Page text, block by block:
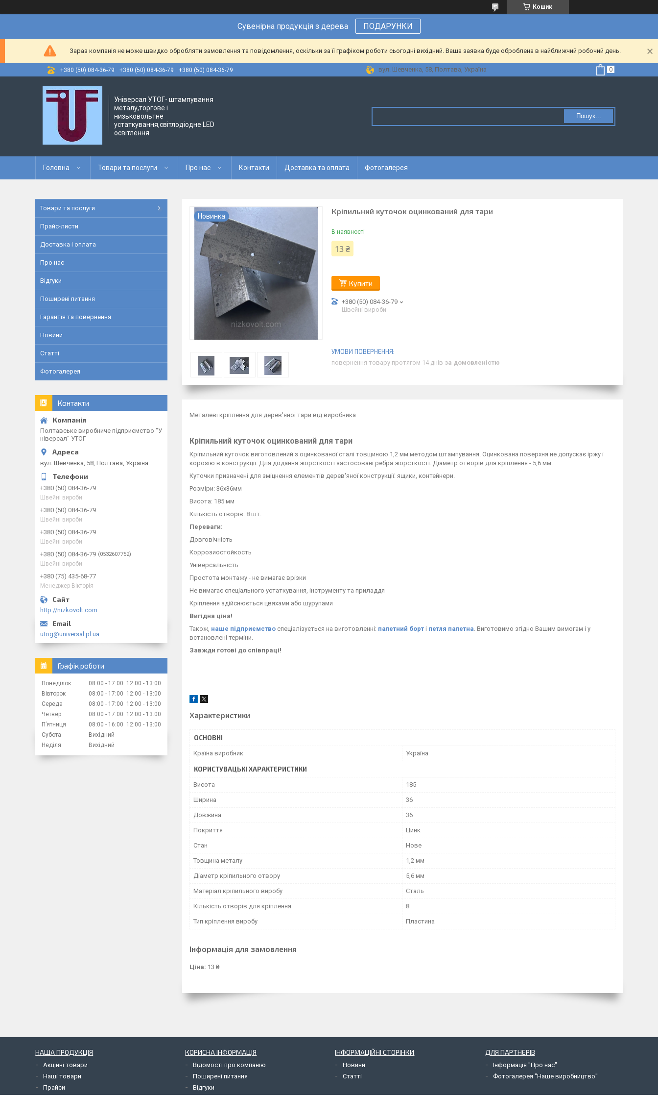
Кошик
Сувенірна продукція з дерева ПОДАРУНКИ
Зараз компанія не може швидко обробляти замовлення та повідомлення, оскільки за її графіком роботи сьогодні вихідний. Ваша заявка буде оброблена в найближчий робочий день.
+380 (50) 084-36-79 +380 (50) 084-36-79 +380 (50) 084-36-79 вул. Шевченка, 58, Полтава, Україна
Універсал УТОГ- штампування
металу,торгове і
низьковольтне
устаткування,світлодіодне LED
освітлення
Пошук...
Головна Товари та послуги Про нас Контакти Доставка та оплата Фотогалерея
Новинка
Кріпильний куточок оцинкований для тари
В наявності
13 ₴
Купити
+380 (50) 084-36-79
Швейні вироби
повернення товару протягом 14 днів за домовленістю
Металеві кріплення для дерев'яної тари від виробника
Кріпильний куточок оцинкований для тари
Кріпильний куточок виготовлений з оцинкованої сталі товщиною 1,2 мм методом штампування. Оцинкована поверхня не допускає іржу і
корозію в конструкції. Для додання жорсткості застосовані ребра жорсткості. Діаметр отворів для кріплення - 5,6 мм.
Куточки призначені для зміцнення елементів дерев'яної конструкції: ящики, контейнери.
Розміри: 36х36мм
Висота: 185 мм
Кількість отворів: 8 шт.
Переваги:
Довговічність
Коррозиостойкость
Універсальність
Простота монтажу - не вимагає врізки
Не вимагає спеціального устаткування, інструменту та приладдя
Кріплення здійснюється цвяхами або шурупами
Вигідна ціна!
Також, наше підприємство спеціалізується на виготовленні: палетний борт і петля палетна. Виготовимо згідно Вашим вимогам і у
встановлені терміни.
Завжди готові до співпраці!
Характеристики
ОСНОВНІ
Країна виробник Україна
КОРИСТУВАЦЬКІ ХАРАКТЕРИСТИКИ
Висота 185
Ширина 36
Довжина 36
Покриття Цинк
Стан Нове
Товщина металу 1,2 мм
Діаметр кріпильного отвору 5,6 мм
Матеріал кріпильного виробу Сталь
Кількість отворів для кріплення 8
Тип кріплення виробу Пластина
Інформація для замовлення
Ціна: 13 ₴
Товари та послуги
Прайс-листи
Доставка і оплата
Про нас
Відгуки
Поширені питання
Гарантія та повернення
Новини
Статті
Фотогалерея
Контакти
Полтавське виробниче підприємство "У
ніверсал" УТОГ
вул. Шевченка, 58, Полтава, Україна
+380 (50) 084-36-79
Швейні вироби
+380 (50) 084-36-79
Швейні вироби
+380 (50) 084-36-79
Швейні вироби
+380 (50) 084-36-79 0532607752
Швейні вироби
+380 (75) 435-68-77
Менеджер Вікторія
http://nizkovolt.com
utog@universal.pl.ua
Графік роботи
Понеділок 08:00 17:00 12:00
13:00
Вівторок
08:00 17:00 12:00
13:00
Середа
08:00 17:00 12:00
13:00
Четвер
08:00 17:00 12:00
13:00
Пʼятниця
08:00 16:00 12:00
13:00
Субота
Вихідний
Неділя
Вихідний
НАША ПРОДУКЦІЯ
Акційні товари
Наші товари
Прайси
КОРИСНА ІНФОРМАЦІЯ
Відомості про компанію
Поширені питання
Відгуки
ІНФОРМАЦІЙНІ СТОРІНКИ
Новини
Статті
ДЛЯ ПАРТНЕРІВ
Інформація "Про нас"
Фотогалерея "Наше виробництво"